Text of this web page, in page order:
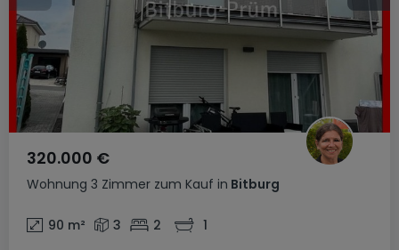
Wohnung 3 Zimmer zum Kauf in Bitburg
320.000 €
90 m² 3 2 1